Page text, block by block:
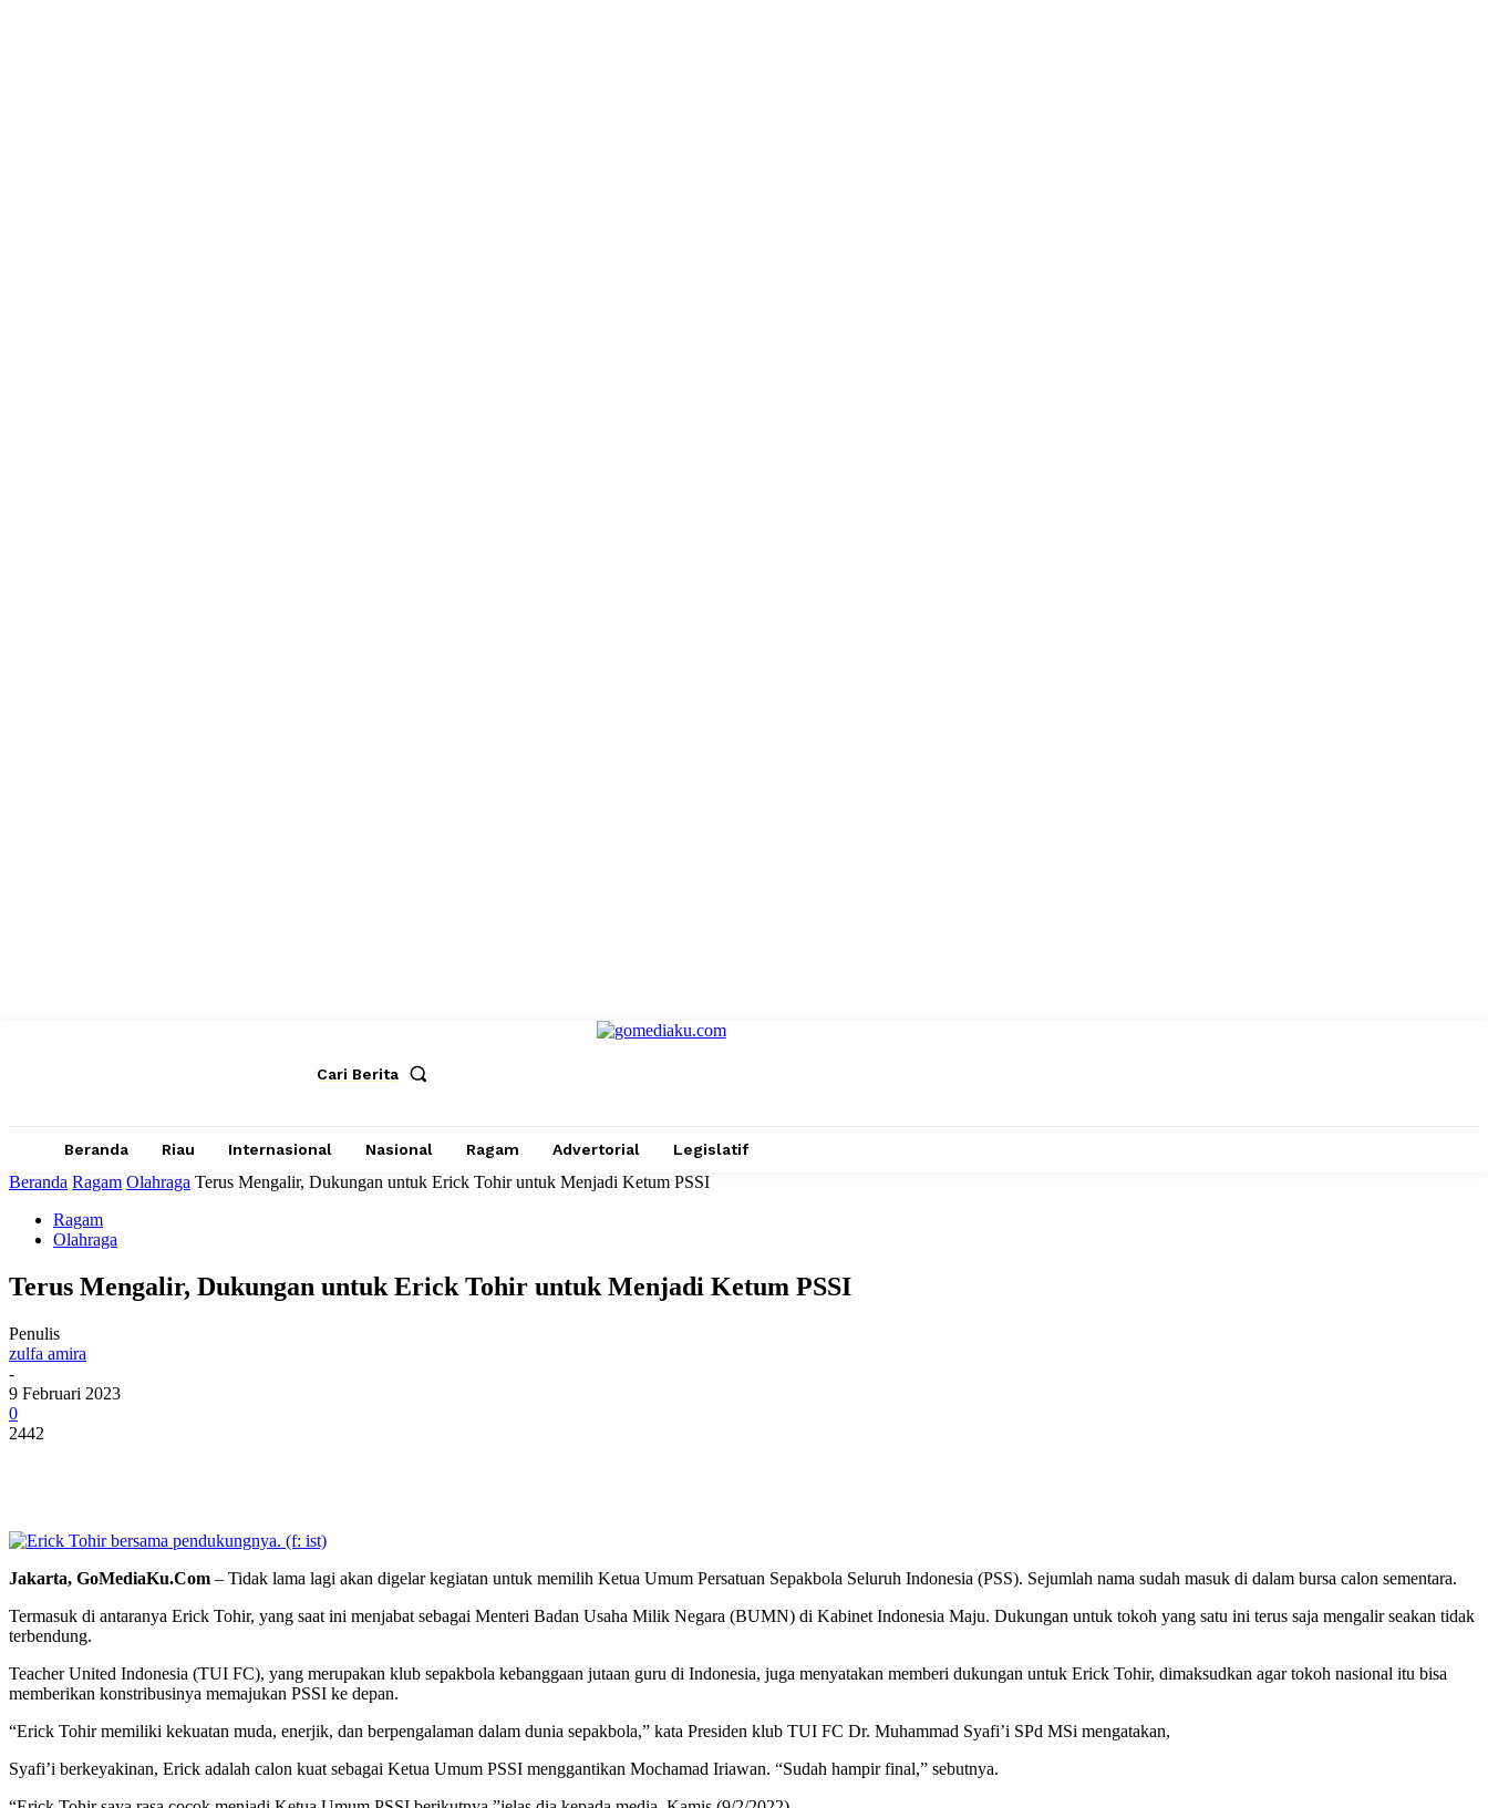
Cari Berita
Beranda Riau Internasional Nasional Ragam Advertorial Legislatif
Beranda Ragam Olahraga Terus Mengalir, Dukungan untuk Erick Tohir untuk Menjadi Ketum PSSI
Ragam
Olahraga
Terus Mengalir, Dukungan untuk Erick Tohir untuk Menjadi Ketum PSSI
Penulis
zulfa amira
-
9 Februari 2023
0
2442
Jakarta, GoMediaKu.Com – Tidak lama lagi akan digelar kegiatan untuk memilih Ketua Umum Persatuan Sepakbola Seluruh Indonesia (PSS). Sejumlah nama sudah masuk di dalam bursa calon sementara.
Termasuk di antaranya Erick Tohir, yang saat ini menjabat sebagai Menteri Badan Usaha Milik Negara (BUMN) di Kabinet Indonesia Maju. Dukungan untuk tokoh yang satu ini terus saja mengalir seakan tidak
terbendung.
Teacher United Indonesia (TUI FC), yang merupakan klub sepakbola kebanggaan jutaan guru di Indonesia, juga menyatakan memberi dukungan untuk Erick Tohir, dimaksudkan agar tokoh nasional itu bisa
memberikan konstribusinya memajukan PSSI ke depan.
“Erick Tohir memiliki kekuatan muda, enerjik, dan berpengalaman dalam dunia sepakbola,” kata Presiden klub TUI FC Dr. Muhammad Syafi’i SPd MSi mengatakan,
Syafi’i berkeyakinan, Erick adalah calon kuat sebagai Ketua Umum PSSI menggantikan Mochamad Iriawan. “Sudah hampir final,” sebutnya.